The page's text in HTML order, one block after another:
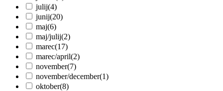
julij(4)
junij(20)
maj(6)
maj/julij(2)
marec(17)
marec/april(2)
november(7)
november/december(1)
oktober(8)